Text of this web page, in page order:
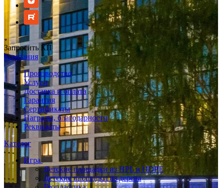
Запросить КП
Компания
Производство
Услуги
Доставка и оплата
Гарантия
Сертификаты
Награды, благодарности
Реквизиты
Каталог
Игра
Детские площадки из HPL и HDPE
Детские площадки из дерева